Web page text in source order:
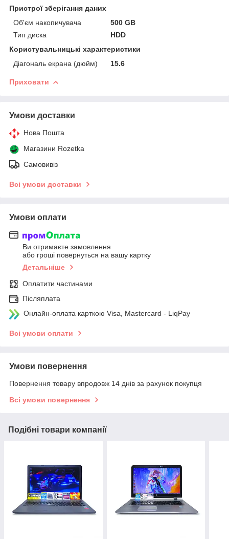
Пристрої зберігання даних
Об'єм накопичувача
500 GB
Тип диска
HDD
Користувальницькі характеристики
Діагональ екрана (дюйм)
15.6
Приховати
Умови доставки
Нова Пошта
Магазини Rozetka
Самовивіз
Всі умови доставки
Умови оплати
Ви отримаєте замовлення
або гроші повернуться на вашу картку
Детальніше
Оплатити частинами
Післяплата
Онлайн-оплата карткою Visa, Mastercard - LiqPay
Всі умови оплати
Умови повернення
Повернення товару впродовж 14 днів за рахунок покупця
Всі умови повернення
Подібні товари компанії